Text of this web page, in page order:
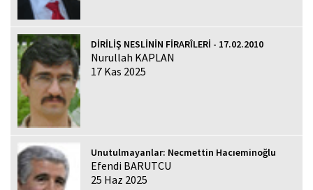
DİRİLİŞ NESLİNİN FİRARÎLERİ - 17.02.2010
Nurullah KAPLAN
17 Kas 2025
Unutulmayanlar: Necmettin Hacıeminoğlu
Efendi BARUTCU
25 Haz 2025